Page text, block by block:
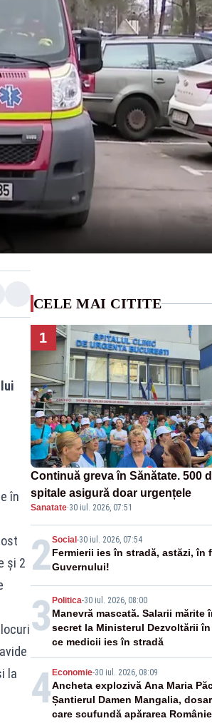
în
și 2
la
CELE MAI CITITE
1
Continuă greva în Sănătate. 500
spitale asigură doar urgențele
Sanatate·30 iul. 2026, 07:51
2Social -30 iul. 2026, 07:54
Fermierii ies în stradă, astăzi, în
Guvernului!
3 Politica-30 iul. 2026, 08:00
Manevră mascată. Salarii mărite
secret la Ministerul Dezvoltării
ce medicii ies în stradă
4 Economie-30 iul. 2026, 08:09
Ancheta explozivă Ana Maria
Șantierul Damen Mangalia,
care scufundă apărarea